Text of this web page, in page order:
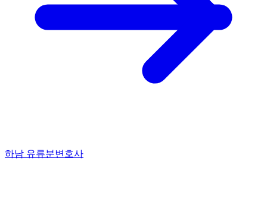
하남 유류분변호사